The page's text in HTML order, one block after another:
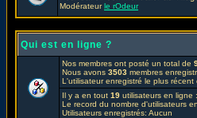
Modérateurle rOdeur
Qui est en ligne ?
Nos membres ont posté un total de
Nous avons 3503 membres
L'utilisateur enregistré le plus récent
Il y a en tout 19 utilisateurs en
Le record du nombre d'utilisateurs
Utilisateurs enregistrés: Aucun